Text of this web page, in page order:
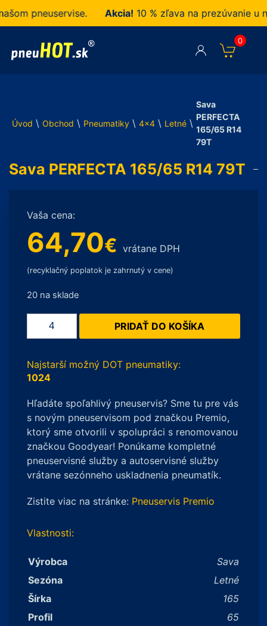
pneuservise. Akcia!10 % zľava na prezúvanie u
0
Úvod \ Obchod \ Pneumatiky \ 4x4 \ Letné \
Sava
PERFECTA
165/65 R14
79T
Sava PERFECTA 165/65 R14 79T
Vaša cena:
64,70€ vrátane DPH
(recyklačný poplatok je zahrnutý v cene)
20 na sklade
množstvo
165/65
R14
PRIDAŤ DO KOŠÍKA
Najstarší možný DOT pneumatiky:
1024
Hľadáte spoľahlivý pneuservis? Sme tu pre vás
s novým pneuservisom pod značkou Premio,
ktorý sme otvorili v spolupráci s renomovanou
značkou Goodyear! Ponúkame kompletné
pneuservisné služby a autoservisné služby
vrátane sezónneho uskladnenia pneumatík.
Zistite viac na stránke: Pneuservis Premio
Vlastnosti:
Výrobca
Sava
Sezóna
Letné
Šírka
165
Profil
65